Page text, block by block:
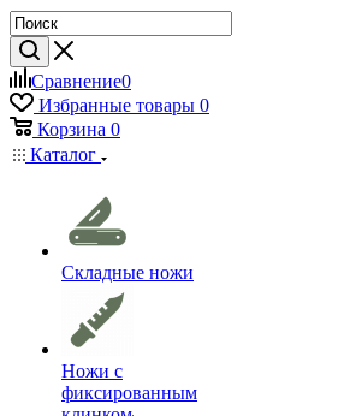
Сравнение0
Избранные товары 0
Корзина 0
Каталог
Складные ножи
Ножи с
фиксированным